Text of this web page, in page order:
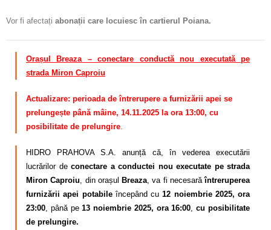
Vor fi afectați abonații care locuiesc în cartierul Poiana.
Orașul Breaza – conectare conductă nou executată pe
strada Miron Caproiu
Actualizare: perioada de întrerupere a furnizării apei se
prelungește până mâine, 14.11.2025 la ora 13:00, cu
posibilitate de prelungire.
HIDRO PRAHOVA S.A. anunță că, în vederea executării
lucrărilor de conectare a conductei nou executate pe strada
Miron Caproiu, din orașul Breaza, va fi necesarăîntreruperea
furnizării apei potabileîncepând cu 12 noiembrie 2025, ora
23:00, până pe13 noiembrie 2025, ora 16:00,cu posibilitate
de prelungire.